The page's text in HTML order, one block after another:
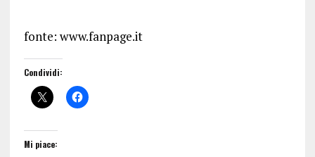
fonte: www.fanpage.it
Condividi:
Mi piace: